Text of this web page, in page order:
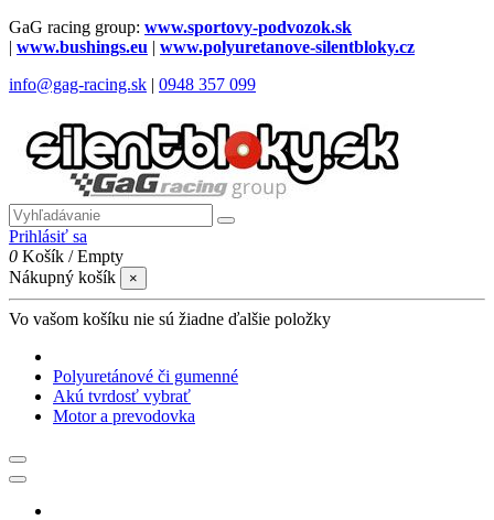
GaG racing group: www.sportovy-podvozok.sk
| www.bushings.eu | www.polyuretanove-silentbloky.cz
info@gag-racing.sk | 0948 357 099
Prihlásiť sa
0 Košík /Empty
Nákupný košík
×
Vo vašom košíku nie sú žiadne ďalšie položky
Polyuretánové či gumenné
Akú tvrdosť vybrať
Motor a prevodovka